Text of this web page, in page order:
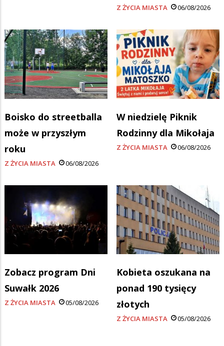
Z ŻYCIA MIASTA 06/08/2026
Boisko do streetballa
może w przyszłym
roku
Z ŻYCIA MIASTA 06/08/2026
W niedzielę Piknik
Rodzinny dla Mikołaja
Z ŻYCIA MIASTA 06/08/2026
Zobacz program Dni
Suwałk 2026
Z ŻYCIA MIASTA 05/08/2026
Kobieta oszukana na
ponad 190 tysięcy
złotych
Z ŻYCIA MIASTA 05/08/2026